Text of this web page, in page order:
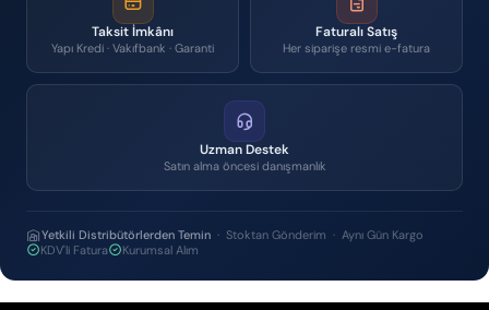
Taksit İmkânı
Yapı Kredi · Vakıfbank · Garanti
Faturalı Satış
Her siparişe resmi e-fatura
Uzman Destek
Satın alma öncesi danışmanlık
Yetkili Distribütörlerden Temin · Stoktan Gönderim · Aynı Gün Kargo
KDV'li Fatura
Kurumsal Alım